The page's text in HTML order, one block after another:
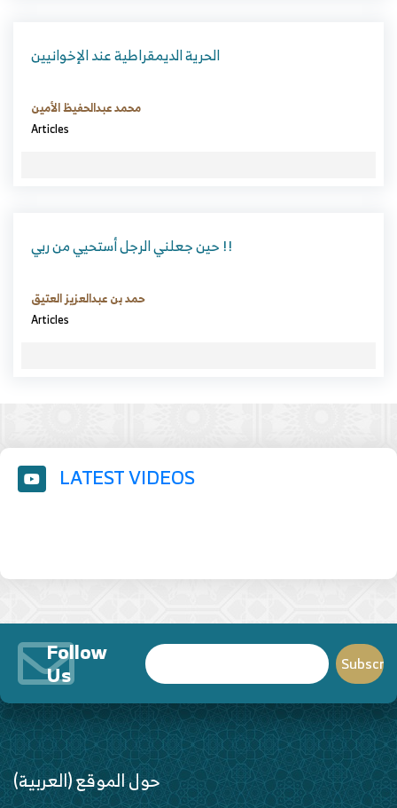
الحرية الديمقراطية عند الإخوانيين
محمد عبدالحفيظ الأمين
Articles
حين جعلني الرجل أستحيي من ربي !!
حمد بن عبدالعزيز العتيق
Articles
LATEST VIDEOS
Follow
Us
(العربية) حول الموقع